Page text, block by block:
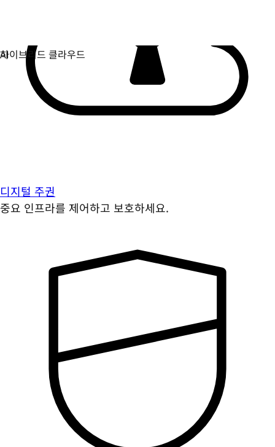
디지털 주권
중요 인프라를 제어하고 보호하세요.